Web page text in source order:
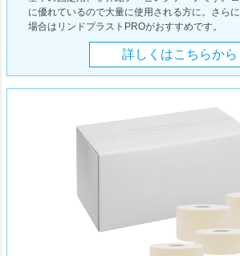
に優れているので大量に使用される方に。さら
場合はリンドプラストPROがおすすめです。
詳しくはこちらから